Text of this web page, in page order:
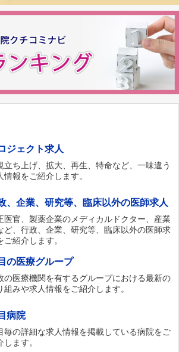
ジェクト求人
立ち上げ、拡大、再生、特命など、一味違う
情報をご紹介します。
、企業、研究等、臨床以外の医師求人
医官、製薬企業のメディカルドクター、産業
ど、行政、企業、研究等、臨床以外の医師求
ご紹介します。
の医療グループ
の医療機関を有するグループにおける最新の
組みや求人情報をご紹介します。
病院
毎の詳細な求人情報を掲載している病院をご
します。